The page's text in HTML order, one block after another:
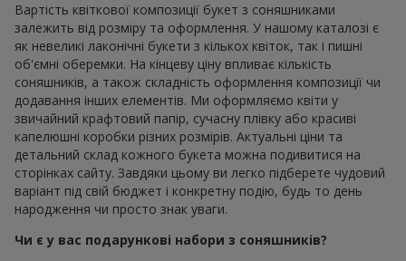
Вартість квіткової композиції букет з соняшниками
залежить від розміру та оформлення. У нашому каталозі є
як невеликі лаконічні букети з кількох квіток, так і пишні
об'ємні оберемки. На кінцеву ціну впливає кількість
соняшників, а також складність оформлення композиції чи
додавання інших елементів. Ми оформляємо квіти у
звичайний крафтовий папір, сучасну плівку або красиві
капелюшні коробки різних розмірів. Актуальні ціни та
детальний склад кожного букета можна подивитися на
сторінках сайту. Завдяки цьому ви легко підберете чудовий
варіант під свій бюджет і конкретну подію, будь то день
народження чи просто знак уваги.
Чи є у вас подарункові набори з соняшників?